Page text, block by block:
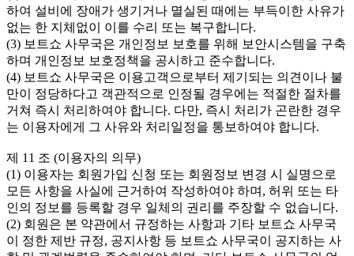
하여 설비에 장애가 생기거나 멸실된 때에는 부득이한 사유가
없는 한 지체없이 이를 수리 또는 복구합니다.
(3) 보트쇼 사무국은 개인정보 보호를 위해 보안시스템을 구축
하며 개인정보 보호정책을 공시하고 준수합니다.
(4) 보트쇼 사무국은 이용고객으로부터 제기되는 의견이나 불
만이 정당하다고 객관적으로 인정될 경우에는 적절한 절차를
거쳐 즉시 처리하여야 합니다. 다만, 즉시 처리가 곤란한 경우
는 이용자에게 그 사유와 처리일정을 통보하여야 합니다.
제 11 조 (이용자의 의무)
(1) 이용자는 회원가입 신청 또는 회원정보 변경 시 실명으로
모든 사항을 사실에 근거하여 작성하여야 하며, 허위 또는 타
인의 정보를 등록할 경우 일체의 권리를 주장할 수 없습니다.
(2) 회원은 본 약관에서 규정하는 사항과 기타 보트쇼 사무국
이 정한 제반 규정, 공지사항 등 보트쇼 사무국이 공지하는 사